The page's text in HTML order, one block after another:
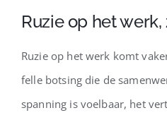
Ruzie op het
Ruzie op het werk komt
felle botsing die de
spanning is voelbaar, het